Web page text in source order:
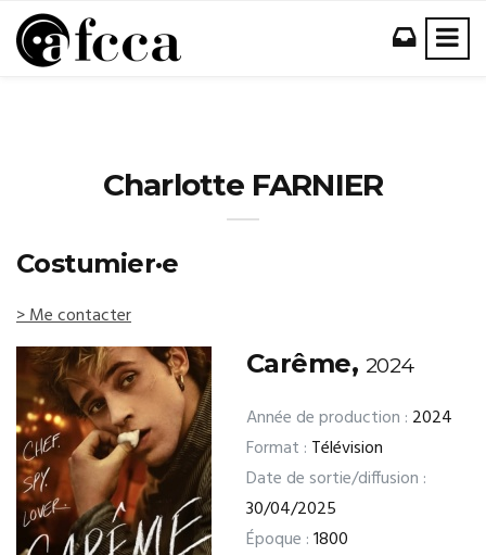
Charlotte FARNIER
Costumier·e
> Me contacter
Carême, 2024
Année de production : 2024
Format : Télévision
Date de sortie/diffusion :
30/04/2025
Époque :1800